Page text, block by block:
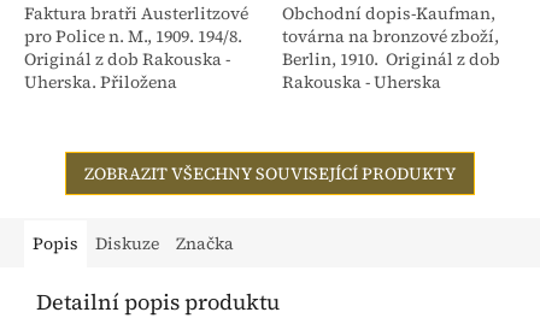
Faktura bratři Austerlitzové
pro Police n. M., 1909. 194/8.
Originál z dob Rakouska -
Uherska. Přiložena
dříve Isac...
Obchodní dopis-Kaufman,
továrna na bronzové zboží,
Berlin, 1910. Originál z dob
Rakouska - Uherska
ZOBRAZIT VŠECHNY SOUVISEJÍCÍ PRODUKTY
Popis Diskuze Značka
Detailní popis produktu